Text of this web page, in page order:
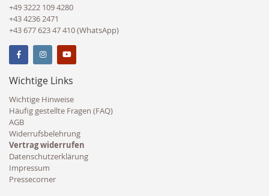
+49 3222 109 4280
+43 4236 2471
+43 677 623 47 410 (WhatsApp)
Wichtige Links
Wichtige Hinweise
Häufig gestellte Fragen (FAQ)
AGB
Widerrufsbelehrung
Vertrag widerrufen
Datenschutzerklärung
Impressum
Pressecorner